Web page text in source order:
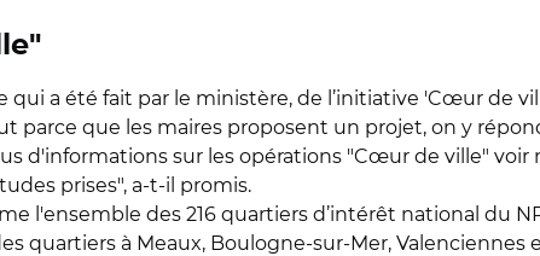
a été fait par le ministère, de l’initiative 'Cœur de
parce que les maires proposent un projet, on y
d'informations sur les opérations "Cœur de ville" voir
prises", a-t-il promis.
l'ensemble des 216 quartiers d’intérêt national du
quartiers à Meaux, Boulogne-sur-Mer, Valenciennes